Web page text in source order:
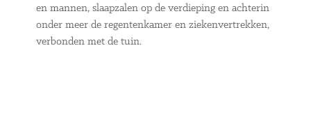
en mannen, slaapzalen op de verdieping en achterin
onder meer de regentenkamer en ziekenvertrekken,
verbonden met de tuin.